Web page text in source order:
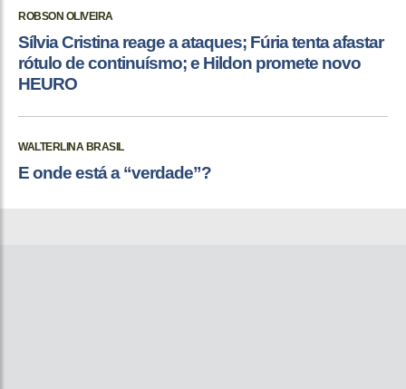
ROBSON OLIVEIRA
Sílvia Cristina reage a ataques; Fúria tenta afastar
rótulo de continuísmo; e Hildon promete novo
HEURO
WALTERLINA BRASIL
E onde está a “verdade”?